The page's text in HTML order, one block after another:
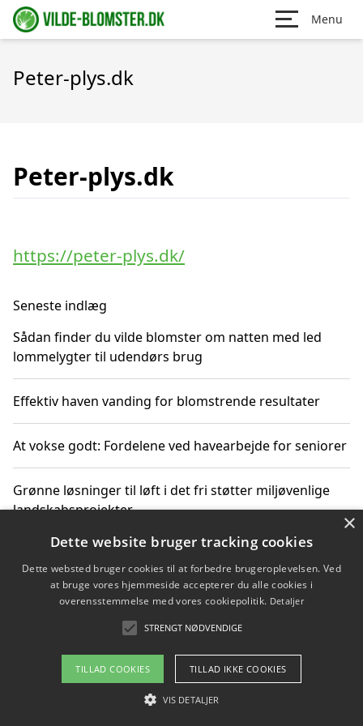
Menu
Peter-plys.dk
Peter-plys.dk
https://peter-plys.dk/
Seneste indlæg
Sådan finder du vilde blomster om natten med led
lommelygter til udendørs brug
Effektiv haven vanding for blomstrende resultater
At vokse godt: Fordelene ved havearbejde for seniorer
Grønne løsninger til løft i det fri støtter miljøvenlige
landskabsprojekter
Gør haven til et frirum for familien og naturen
Copyright 2026 - Pilanto Aps
Om / kontakt
Blog Betingelser
×
Dette website bruger tracking cookies
Dette websted bruger cookies til at forbedre brugeroplevelsen. Ved
at bruge vores hjemmeside accepterer du alle cookies i
overensstemmelse med vores cookiepolitik. Detaljer
STRENGT NØDVENDIGE
TILLAD COOKIES TILLAD IKKE COOKIES
VIS DETALJER